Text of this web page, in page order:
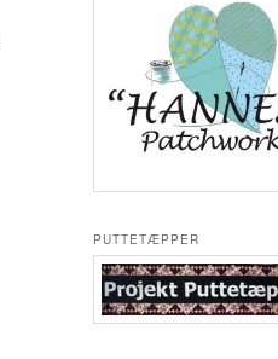
PUTTETÆPPER